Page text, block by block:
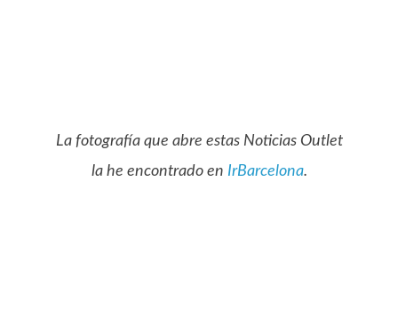
La fotografía que abre estas Noticias Outlet
la he encontrado en IrBarcelona.